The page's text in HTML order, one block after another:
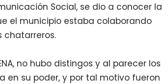
Social, se dio a conocer la
el municipio estaba colaborando
chatarreros.
no hubo distingos y al parecer los
en su poder, y por tal motivo fueron